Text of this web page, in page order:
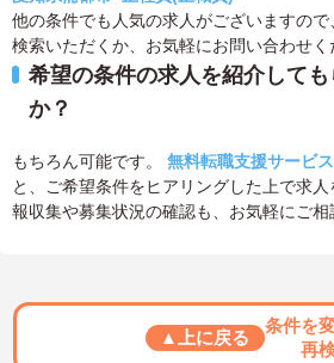
他の条件でも人気の求人がございますの
検索いただくか、お気軽にお問い合わせく
希望の条件の求人を紹介して
か？
もちろん可能です。 無料転職支援サービス
と、ご希望条件をヒアリングした上で求
報収集や募集状況の確認も、お気軽にご相
▲上に戻る
条件を
再